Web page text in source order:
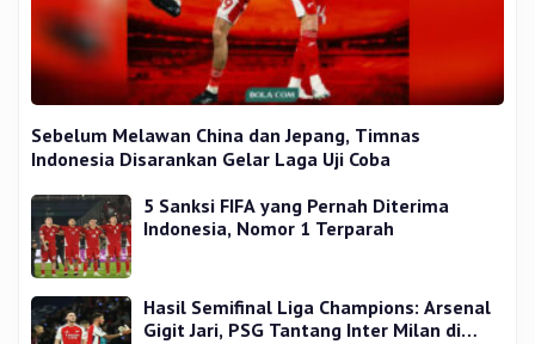
Sebelum Melawan China dan Jepang, Timnas
Indonesia Disarankan Gelar Laga Uji Coba
5 Sanksi FIFA yang Pernah Diterima
Indonesia, Nomor 1 Terparah
Hasil Semifinal Liga Champions: Arsenal
Gigit Jari, PSG Tantang Inter Milan di